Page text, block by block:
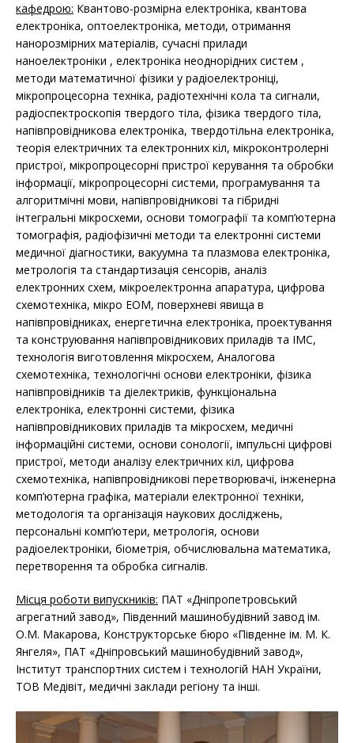
кафедрою: Квантово-розмірна електроніка, квантова
електроніка, оптоелектроніка, методи, отримання
нанорозмірних матеріалів, сучасні прилади
наноелектроніки , електроніка неоднорідних систем ,
методи математичної фізики у радіоелектроніці,
мікропроцесорна техніка, радіотехнічні кола та сигнали,
радіоспектроскопія твердого тіла, фізика твердого тіла,
напівпровідникова електроніка, твердотільна електроніка,
теорія електричних та електронних кіл, мікроконтролерні
пристрої, мікропроцесорні пристрої керування та обробки
інформації, мікропроцесорні системи, програмування та
алгоритмічні мови, напівпровідникові та гібридні
інтегральні мікросхеми, основи томографії та комп’ютерна
томографія, радіофізичні методи та електронні системи
медичної діагностики, вакуумна та плазмова електроніка,
метрологія та стандартизація сенсорів, аналіз
електронних схем, мікроелектронна апаратура, цифрова
схемотехніка, мікро ЕОМ, поверхневі явища в
напівпровідниках, енергетична електроніка, проектування
та конструювання напівпровідникових приладів та ІМС,
технологія виготовлення мікросхем, Аналогова
схемотехніка, технологічні основи електроніки, фізика
напівпровідників та діелектриків, функціональна
електроніка, електронні системи, фізика
напівпровідникових приладів та мікросхем, медичні
інформаційні системи, основи сонології, імпульсні цифрові
пристрої, методи аналізу електричних кіл, цифрова
схемотехніка, напівпровідникові перетворювачі, інженерна
комп’ютерна графіка, матеріали електронної техніки,
методологія та організація наукових досліджень,
персональні комп’ютери, метрологія, основи
радіоелектроніки, біометрія, обчислювальна математика,
перетворення та обробка сигналів.
Місця роботи випускників: ПАТ «Дніпропетровський
агрегатний завод», Південний машинобудівний завод ім.
О.М. Макарова, Конструкторське бюро «Південне ім. М. К.
Янгеля», ПАТ «Дніпровський машинобудівний завод»,
Інститут транспортних систем і технологій НАН України,
ТОВ Медівіт, медичні заклади регіону та інші.